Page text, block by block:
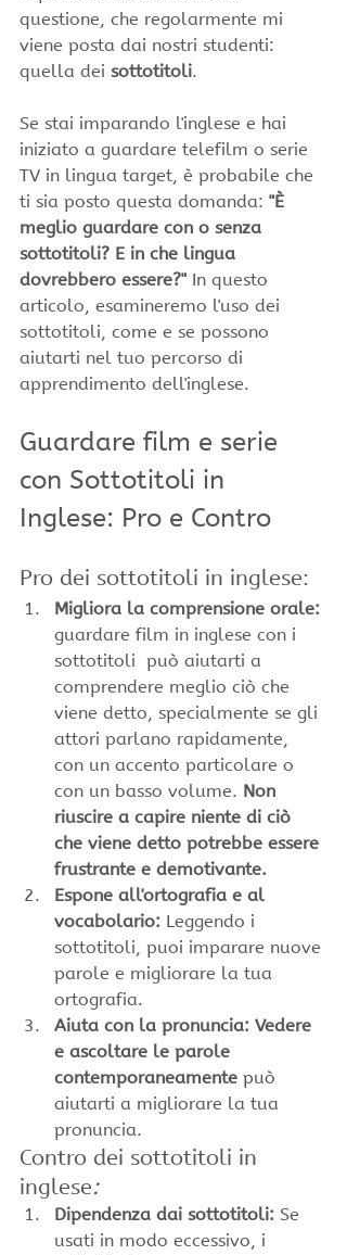
questione, che regolarmente mi
viene posta dai nostri studenti:
quella dei sottotitoli.
Se stai imparando l'inglese e hai
iniziato a guardare telefilm o serie
TV in lingua target, è probabile che
ti sia posto questa domanda: "È
meglio guardare con o senza
sottotitoli? E in che lingua
dovrebbero essere?" In questo
articolo, esamineremo l'uso dei
sottotitoli, come e se possono
aiutarti nel tuo percorso di
apprendimento dell'inglese.
Guardare film e serie
con Sottotitoli in
Inglese: Pro e Contro
Pro dei sottotitoli in inglese:
Migliora la comprensione orale:
guardare film in inglese con i
sottotitoli  può aiutarti a
comprendere meglio ciò che
viene detto, specialmente se gli
attori parlano rapidamente,
con un accento particolare o
con un basso volume. Non
riuscire a capire niente di ciò
che viene detto potrebbe essere
frustrante e demotivante.
Espone all'ortografia e al
vocabolario: Leggendo i
sottotitoli, puoi imparare nuove
parole e migliorare la tua
ortografia.
Aiuta con la pronuncia: Vedere
e ascoltare le parole
contemporaneamente può
aiutarti a migliorare la tua
pronuncia.
Contro dei sottotitoli in
inglese:
Dipendenza dai sottotitoli: Se
usati in modo eccessivo, i